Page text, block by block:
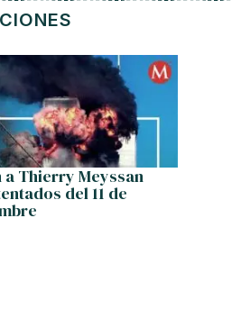
Thierry Meyssan
del 11 de